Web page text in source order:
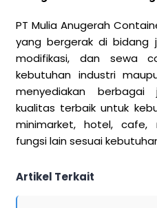
PT Mulia Anugerah
yang bergerak di bidang
modifikasi, dan sewa
kebutuhan industri
menyediakan
kualitas terbaik untuk
minimarket, hotel, cafe,
fungsi lain sesuai
Artikel Terkait